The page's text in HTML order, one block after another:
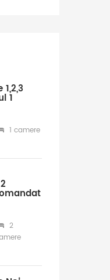
1
1 camere
2